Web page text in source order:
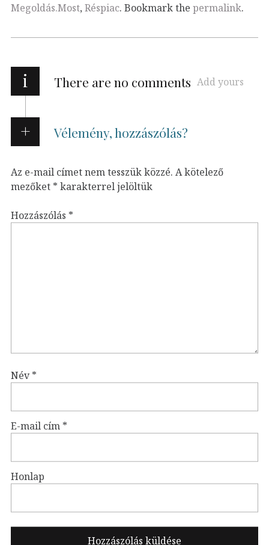
Megoldás.Most, Réspiac. Bookmark the permalink.
i There are no comments Add yours
Vélemény, hozzászólás?
Az e-mail címet nem tesszük közzé. A kötelező
mezőket * karakterrel jelöltük
Hozzászólás *
Név*
E-mail cím *
Honlap